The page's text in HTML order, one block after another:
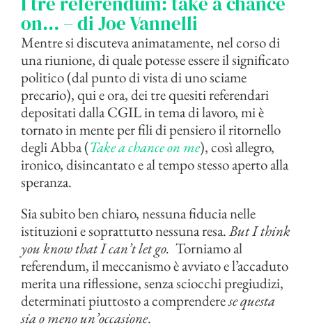
on… – di Joe Vannelli
Mentre si discuteva animatamente, nel corso di
una riunione, di quale potesse essere il significato
politico (dal punto di vista di uno sciame
precario), qui e ora, dei tre quesiti referendari
depositati dalla CGIL in tema di lavoro, mi è
tornato in mente per fili di pensiero il ritornello
degli Abba (Take a chance on me), così allegro,
ironico, disincantato e al tempo stesso aperto alla
speranza.
Sia subito ben chiaro, nessuna fiducia nelle
istituzioni e soprattutto nessuna resa.But I think
you know that I can’t let go. Torniamo al
referendum, il meccanismo è avviato e l’accaduto
merita una riflessione, senza sciocchi pregiudizi,
determinati piuttosto a comprenderese questa
sia o meno un’occasione.